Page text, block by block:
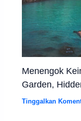
Menengok
Garden,
Tinggalkan